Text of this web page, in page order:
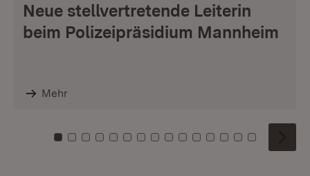
Neue stellvertretende Leiterin
beim Polizeipräsidium Mannheim
Mehr
Zu Kachel: 0
Zu Kachel: 1
Zu Kachel: 2
Zu Kachel: 3
Zu Kachel: 4
Zu Kachel: 5
Zu Kachel: 6
Zu Kachel: 7
Zu Kachel: 8
Zu Kachel: 9
Zu Kachel: 10
Zu Kachel: 11
Zu Kachel: 12
Zu Kachel:
Zu